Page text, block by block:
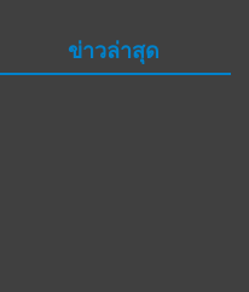
ข่าวล่าสุด